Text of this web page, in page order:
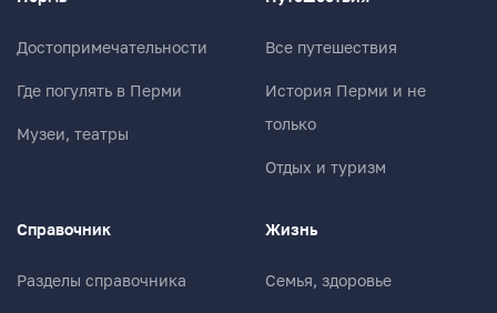
Достопримечательности
Где погулять в Перми
Музеи, театры
Все путешествия
История Перми и не
только
Отдых и туризм
Справочник
Разделы справочника
Жизнь
Семья, здоровье